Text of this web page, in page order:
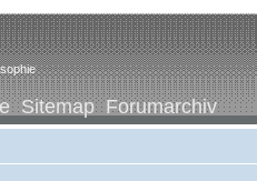
Sitemap Forumarchiv